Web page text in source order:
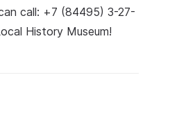
call: +7 (84495) 3-27-
History Museum!